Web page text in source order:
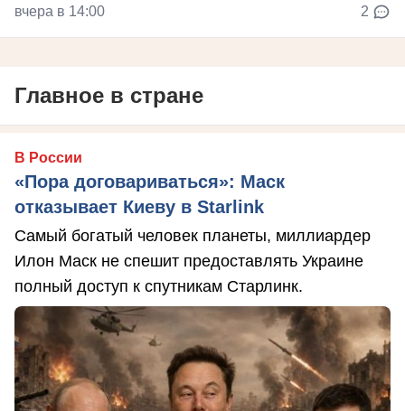
вчера в 14:00 2
Главное в стране
В России
«Пора договариваться»: Маск
отказывает Киеву в Starlink
Самый богатый человек планеты, миллиардер
Илон Маск не спешит предоставлять Украине
полный доступ к спутникам Старлинк.